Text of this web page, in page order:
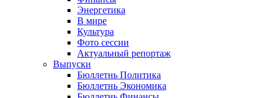
Энергетика
В мире
Культура
Фото сессии
Актуальный репортаж
Выпуски
Бюллетнь Политика
Бюллетнь Экономика